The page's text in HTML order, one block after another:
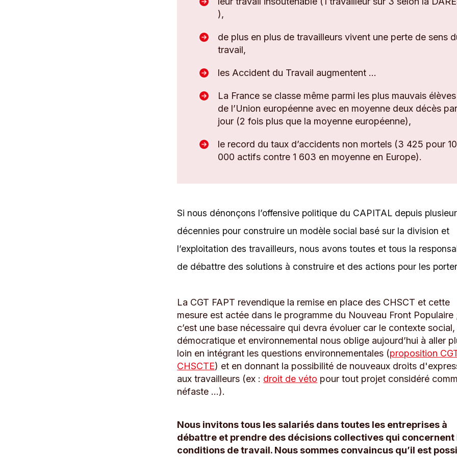
),
de plus en plus de travailleurs vivent une perte de sens
travail,
les Accident du Travail augmentent ...
La France se classe même parmi les plus mauvais élèves
de l’Union européenne avec en moyenne deux décès par
jour (2 fois plus que la moyenne européenne),
le record du taux d’accidents non mortels (3 425 pour
000 actifs contre 1 603 en moyenne en Europe).
Si nous dénonçons l’offensive politique du CAPITAL depuis
décennies pour construire un modèle social basé sur la division et
l’exploitation des travailleurs, nous avons toutes et tous la
de débattre des solutions à construire et des actions pour les
La CGT FAPT revendique la remise en place des CHSCT et cette
mesure est actée dans le programme du Nouveau Front Populaire
c’est une base nécessaire qui devra évoluer car le contexte social,
démocratique et environnemental nous oblige aujourd’hui à aller
loin en intégrant les questions environnementales (proposition
CHSCTE) et en donnant la possibilité de nouveaux droits
aux travailleurs (ex : droit de véto pour tout projet considéré
néfaste ...).
Nous invitons tous les salariés dans toutes les entreprises à
débattre et prendre des décisions collectives qui concernent
conditions de travail. Nous sommes convaincus qu’il est